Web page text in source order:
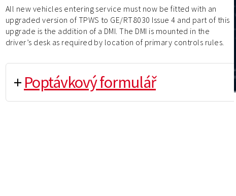
All new vehicles entering service must now be fitted with an
upgraded version of TPWS to GE/RT8030 Issue 4 and part of this
upgrade is the addition of a DMI. The DMI is mounted in the
driver’s desk as required by location of primary controls rules.
+ Poptávkový formulář